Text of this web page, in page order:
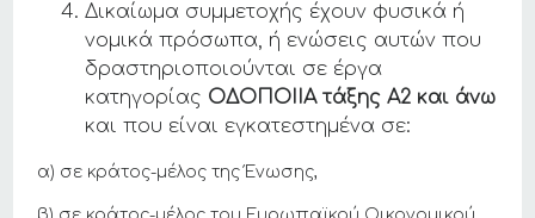
Δικαίωμα συμμετοχής έχουν φυσικά ή
νομικά πρόσωπα, ή ενώσεις αυτών που
δραστηριοποιούνται σε έργα
κατηγορίας ΟΔΟΠΟΙΙΑ τάξης Α2 και άνω
και που είναι εγκατεστημένα σε:
α) σε κράτος-μέλος της Ένωσης,